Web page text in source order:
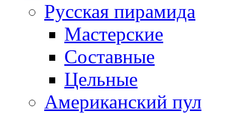
Русская пирамида
Мастерские
Составные
Цельные
Американский пул